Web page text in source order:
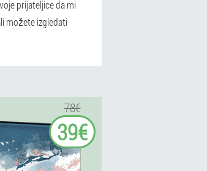
prijateljice da mi
možete izgledati
78€
39€